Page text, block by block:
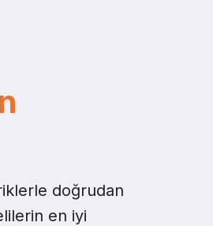
doğrudan
en iyi